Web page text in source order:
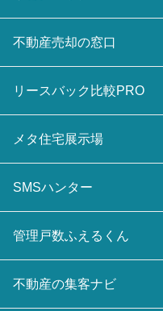
不動産売却の窓口
リースバック比較PRO
メタ住宅展示場
SMSハンター
管理戸数ふえるくん
不動産の集客ナビ